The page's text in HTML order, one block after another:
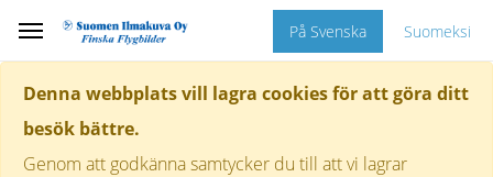
Denna webbplats vill lagra cookies för att göra ditt
besök bättre.
Genom att godkänna samtycker du till att vi lagrar
På Svenska Suomeksi